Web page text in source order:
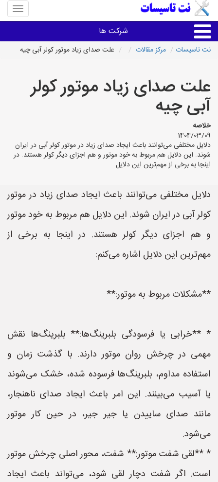
منوی
سایت
شرکت ها
خدمات تاسیسات ساختمان
تاسیساتی های شهرها
نت تاسیسات مرکز مقالات علت صدای زیاد موتور کولر آبی چیه
علت صدای زیاد موتور کولر
آبی چیه
خلاصه
1404/03/09
دلایل مختلفی می‌توانند باعث ایجاد صدای زیاد در موتور کولر آبی در ایران
شوند. این دلایل هم مربوط به خود موتور و هم اجزای دیگر کولر هستند. در
اینجا به برخی از مهم‌ترین این دلایل
دلایل مختلفی می‌توانند باعث ایجاد صدای زیاد در موتور
کولر آبی در ایران شوند. این دلایل هم مربوط به خود موتور
و هم اجزای دیگر کولر هستند. در اینجا به برخی از
مهم‌ترین این دلایل اشاره می‌کنم:
**مشکلات مربوط به موتور:**
* **خرابی یا فرسودگی بلبرینگ‌ها:** بلبرینگ‌ها نقش
مهمی در چرخش روان موتور دارند. با گذشت زمان و
استفاده مداوم، بلبرینگ‌ها فرسوده شده، خشک می‌شوند
یا آسیب می‌بینند. این امر باعث ایجاد صدای ناهنجار،
مانند صدای ساییدن یا جیر جیر، در حین کار موتور
می‌شود.
* **لقی شفت موتور:** شفت، محور اصلی چرخش موتور
است. اگر شفت دچار لقی شود، می‌تواند باعث ایجاد